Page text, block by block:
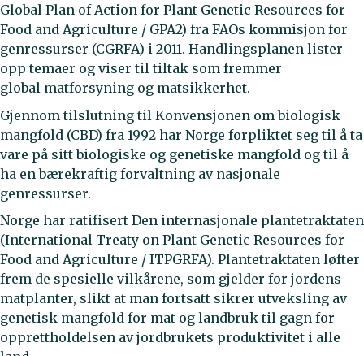
Global Plan of Action for Plant Genetic Resources for
Food and Agriculture / GPA2) fra FAOs kommisjon for
genressurser (CGRFA) i 2011. Handlingsplanen lister
opp temaer og viser til tiltak som fremmer
global matforsyning og matsikkerhet.
Gjennom tilslutning til Konvensjonen om biologisk
mangfold (CBD) fra 1992 har Norge forpliktet seg til å ta
vare på sitt biologiske og genetiske mangfold og til å
ha en bærekraftig forvaltning av nasjonale
genressurser.
Norge har ratifisert Den internasjonale plantetraktaten
(International Treaty on Plant Genetic Resources for
Food and Agriculture / ITPGRFA). Plantetraktaten løfter
frem de spesielle vilkårene, som gjelder for jordens
matplanter, slikt at man fortsatt sikrer utveksling av
genetisk mangfold for mat og landbruk til gagn for
opprettholdelsen av jordbrukets produktivitet i alle